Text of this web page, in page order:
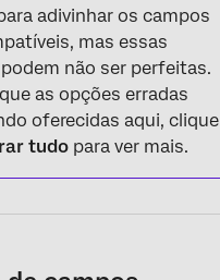
adivinhar os campos
mas essas
não ser perfeitas.
as opções erradas
oferecidas aqui, clique
tudo para ver mais.